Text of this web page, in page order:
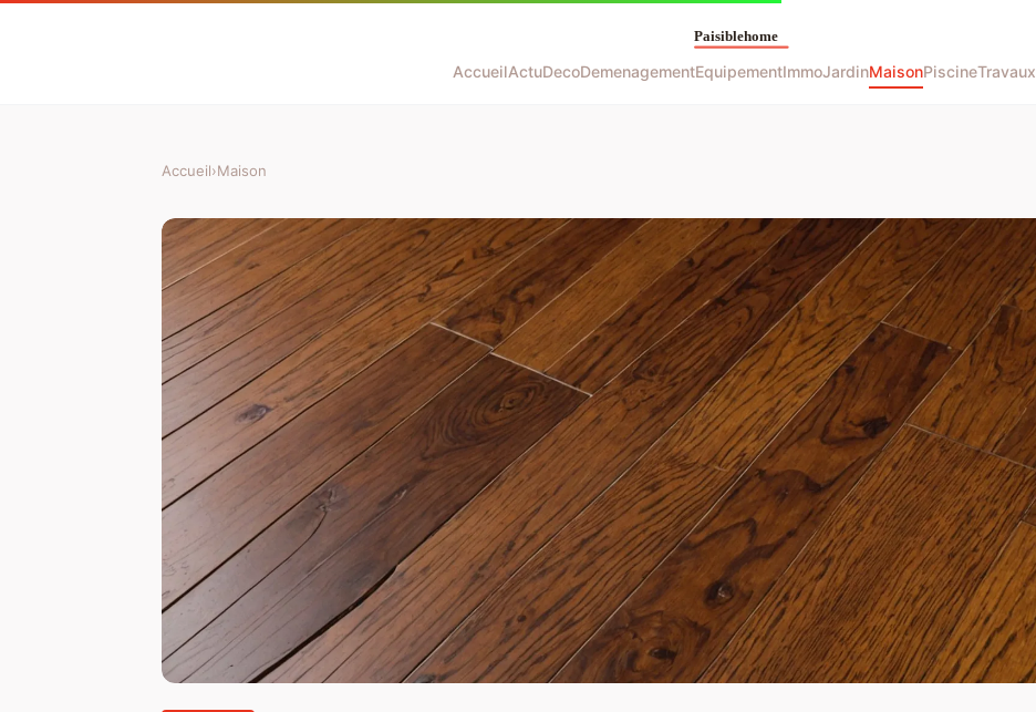
AccueilActuDecoDemenagementEquipementImmoJardinMaisonPiscineTravaux
Accueil›Maison